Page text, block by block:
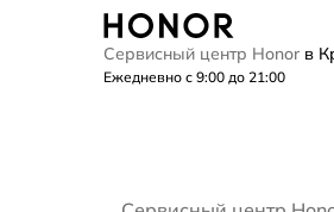
Сервисный центр Honor в
Ежедневно с 9:00 до 21:00